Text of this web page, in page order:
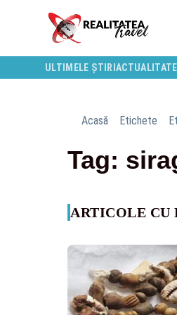
ULTIMELE ȘTIRI ACTUALITATE
Acasă Etichete
Tag:
ARTICOLE